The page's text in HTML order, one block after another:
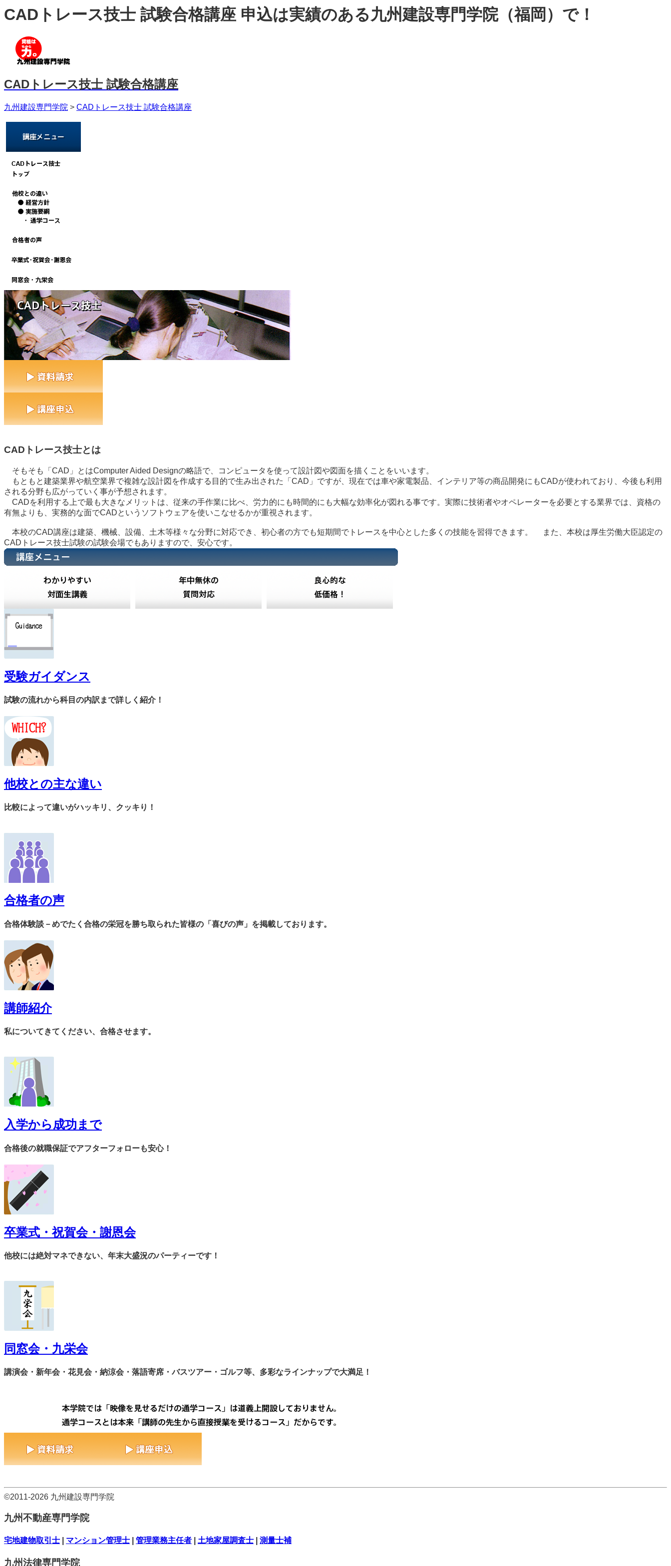
CADトレース技士 試験合格講座 申込は実績のある九州建設専門学院（福岡）で！
CADトレース技士 試験合格講座
九州建設専門学院 > CADトレース技士 試験合格講座
CADトレース技士とは
そもそも「CAD」とはComputer Aided Designの略語で、コンピュータを使って設計図や図面を描くことをいいます。
もともと建築業界や航空業界で複雑な設計図を作成する目的で生み出された「CAD」ですが、現在では車や家電製品、インテリア等の商品開発にもCADが使われており、今後も利用
される分野も広がっていく事が予想されます。
CADを利用する上で最も大きなメリットは、従来の手作業に比べ、労力的にも時間的にも大幅な効率化が図れる事です。実際に技術者やオペレーターを必要とする業界では、資格の
有無よりも、実務的な面でCADというソフトウェアを使いこなせるかが重視されます。
本校のCAD講座は建築、機械、設備、土木等様々な分野に対応でき、初心者の方でも短期間でトレースを中心とした多くの技能を習得できます。 また、本校は厚生労働大臣認定の
CADトレース技士試験の試験会場でもありますので、安心です。
受験ガイダンス
試験の流れから科目の内訳まで詳しく紹介！
他校との主な違い
比較によって違いがハッキリ、クッキり！
合格者の声
合格体験談－めでたく合格の栄冠を勝ち取られた皆様の「喜びの声」を掲載しております。
講師紹介
私についてきてください、合格させます。
入学から成功まで
合格後の就職保証でアフターフォローも安心！
卒業式・祝賀会・謝恩会
他校には絶対マネできない、年末大盛況のパーティーです！
同窓会・九栄会
講演会・新年会・花見会・納涼会・落語寄席・バスツアー・ゴルフ等、多彩なラインナップで大満足！
©2011-2026 九州建設専門学院
九州不動産専門学院
宅地建物取引士 マンション管理士 管理業務主任者 土地家屋調査士 測量士補
九州法律専門学院